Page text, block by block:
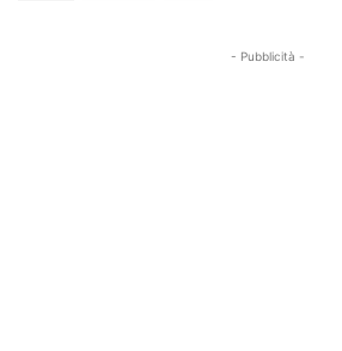
- Pubblicità -